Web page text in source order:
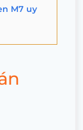
M7 uy